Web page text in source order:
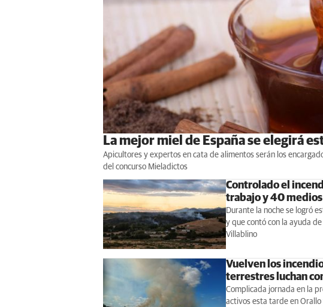
La mejor miel de España se elegirá
Apicultores y expertos en cata de alimentos serán los
del concurso Mieladictos
Controlado el
trabajo y 40
Durante la noche se logró
y que contó con la ayuda
Villablino
Vuelven los
terrestres luchan
Complicada jornada en la
activos esta tarde en